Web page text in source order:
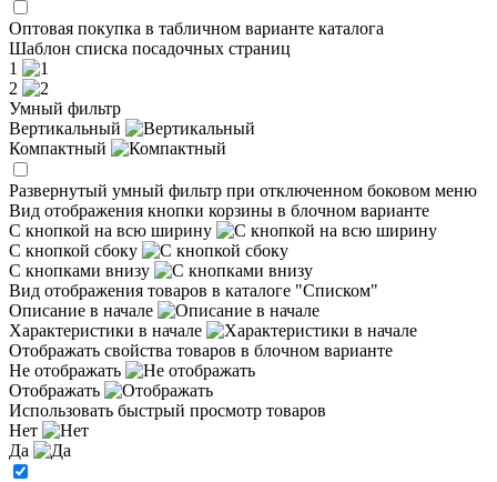
Оптовая покупка в табличном варианте каталога
Шаблон списка посадочных страниц
1
2
Умный фильтр
Вертикальный
Компактный
Развернутый умный фильтр при отключенном боковом меню
Вид отображения кнопки корзины в блочном варианте
С кнопкой на всю ширину
С кнопкой сбоку
С кнопками внизу
Вид отображения товаров в каталоге "Списком"
Описание в начале
Характеристики в начале
Отображать свойства товаров в блочном варианте
Не отображать
Отображать
Использовать быстрый просмотр товаров
Нет
Да